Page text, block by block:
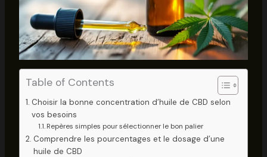
Table of Contents
Choisir la bonne concentration d’huile de CBD selon
vos besoins
Repères simples pour sélectionner le bon palier
Comprendre les pourcentages et le dosage d’une
huile de CBD